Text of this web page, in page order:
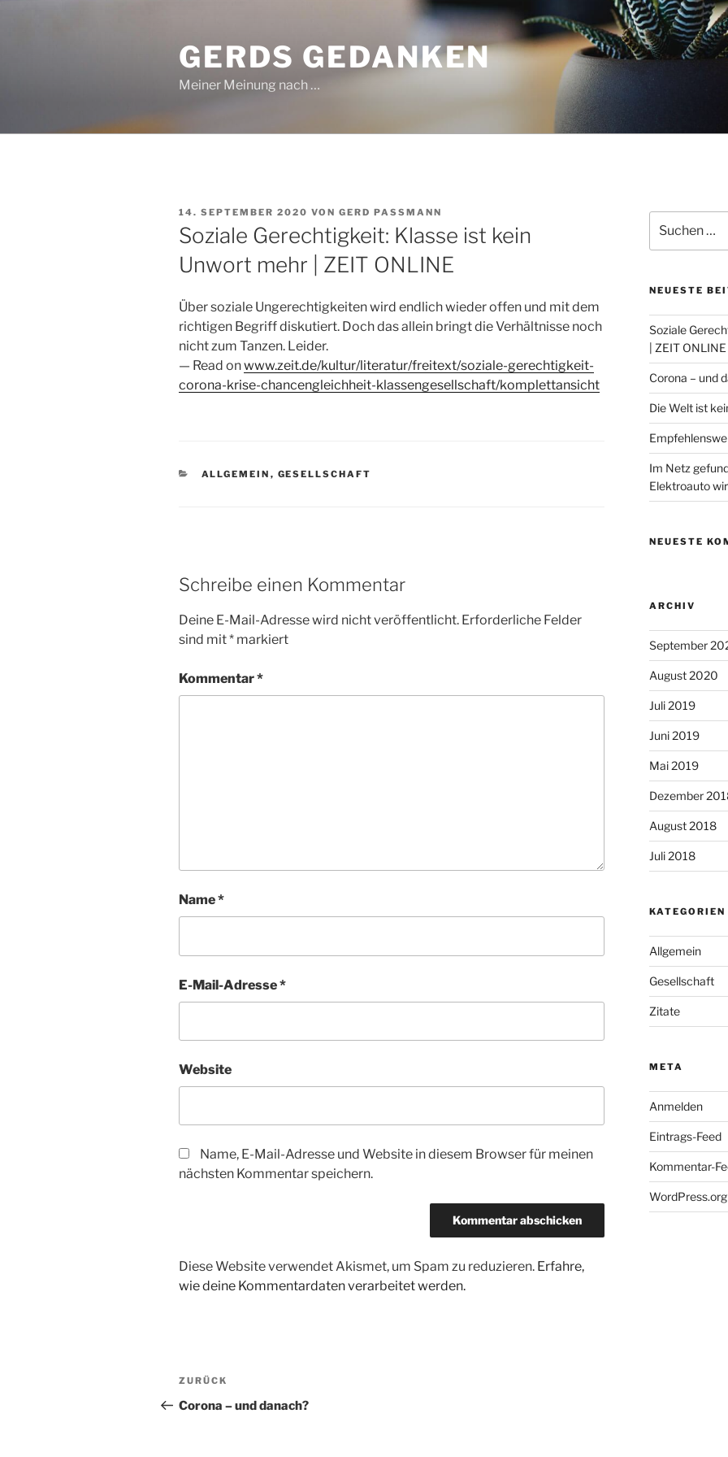
GERDS GEDANKEN
Meiner Meinung nach …
VERÖFFENTLICHT
AM
14. SEPTEMBER 2020 VON GERD PASSMANN
Soziale Gerechtigkeit: Klasse ist kein
Unwort mehr | ZEIT ONLINE
Über soziale Ungerechtigkeiten wird endlich wieder offen und mit dem
richtigen Begriff diskutiert. Doch das allein bringt die Verhältnisse noch
nicht zum Tanzen. Leider.
— Read onwww.zeit.de/kultur/literatur/freitext/soziale-gerechtigkeit-
corona-krise-chancengleichheit-klassengesellschaft/komplettansicht
KATEGORIEN
ALLGEMEIN , GESELLSCHAFT
Schreibe einen Kommentar
Deine E-Mail-Adresse wird nicht veröffentlicht. Erforderliche Felder
sind mit* markiert
Kommentar*
Name*
E-Mail-Adresse*
Website
Name, E-Mail-Adresse und Website in diesem Browser für meinen
nächsten Kommentar speichern.
Diese Website verwendet Akismet, um Spam zu reduzieren. Erfahre,
wie deine Kommentardaten verarbeitet werden.
Beitragsnavigation
Vorheriger
Beitrag
ZURÜCK
Corona – und danach?
nach:
NEUESTE
Soziale
| ZEIT ONLINE
Corona – und
Die Welt ist
Im Netz
Elektroauto
NEUESTE
ARCHIV
September
August 2020
Juli 2019
Juni 2019
Mai 2019
Dezember
August 2018
Juli 2018
KATEGORIEN
Allgemein
Gesellschaft
Zitate
META
Anmelden
Eintrags-Feed
Kommentar-
WordPress.org